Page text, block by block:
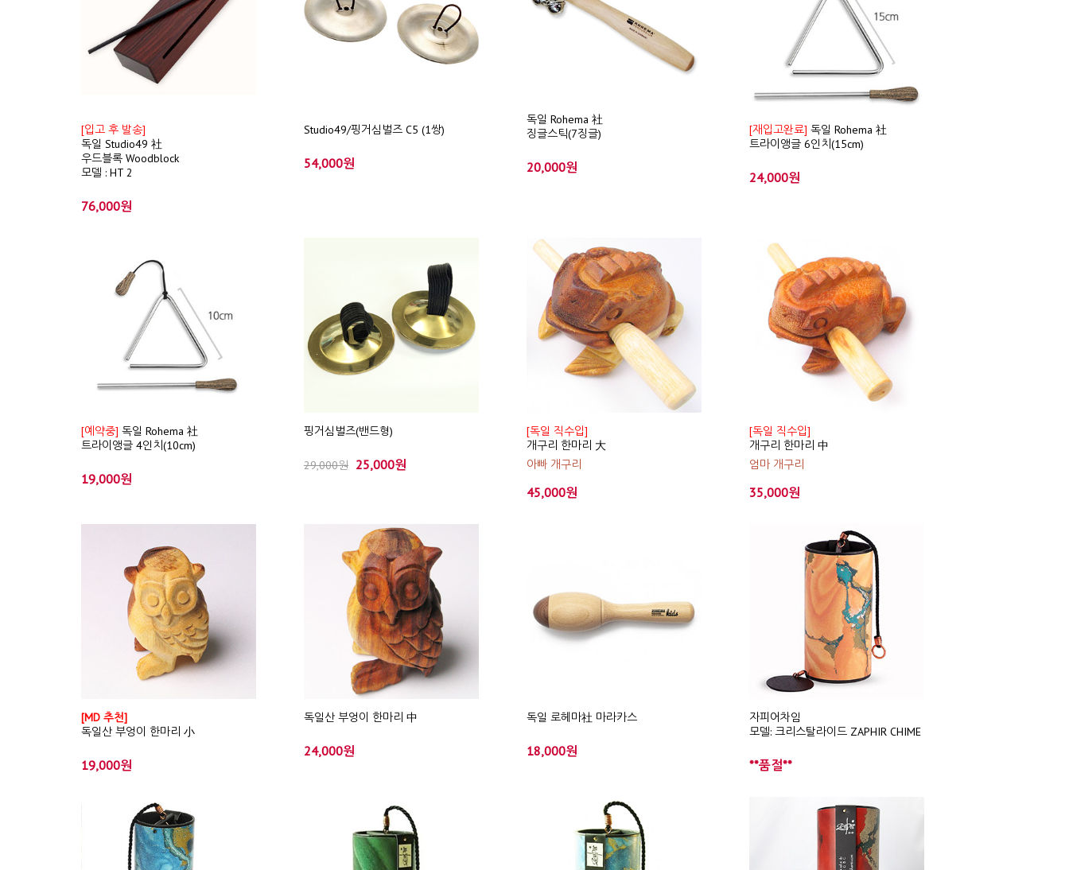
[입고 후 발송]
독일 Studio49 社
우드블록 Woodblock
모델 : HT 2
76,000원
Studio49/핑거심벌즈 C5 (1쌍)
54,000원
독일 Rohema 社
징글스틱(7징글)
20,000원
[재입고완료] 독일 Rohema 社
트라이앵글 6인치(15cm)
24,000원
[예약중] 독일 Rohema 社
트라이앵글 4인치(10cm)
19,000원
핑거심벌즈(밴드형)
29,000원 25,000원
[독일 직수입]
개구리 한마리 大
아빠 개구리
45,000원
[독일 직수입]
개구리 한마리 中
엄마 개구리
35,000원
[MD 추천]
독일산 부엉이 한마리 小
19,000원
독일산 부엉이 한마리 中
24,000원
독일 로헤마社 마라카스
18,000원
자피어차임
모델: 크리스탈라이드 ZAPHIR CHIME
**품절**